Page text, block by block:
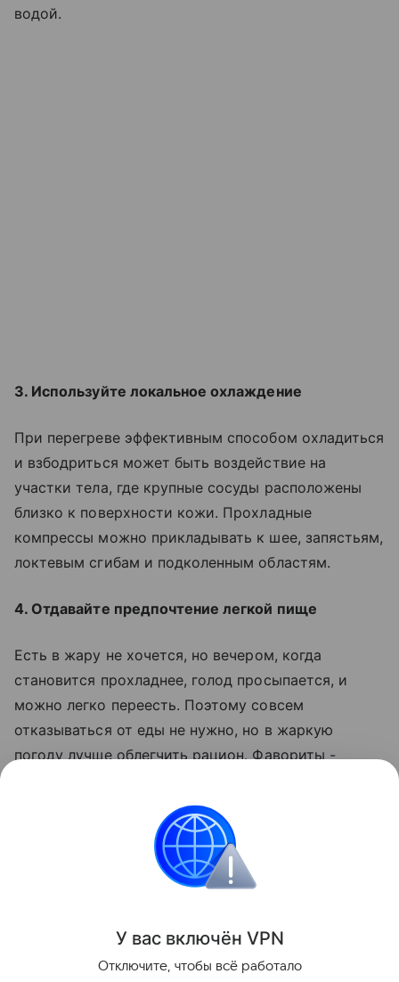
водой.
3. Используйте локальное охлаждение
При перегреве эффективным способом охладиться
и взбодриться может быть воздействие на
участки тела, где крупные сосуды расположены
близко к поверхности кожи. Прохладные
компрессы можно прикладывать к шее, запястьям,
локтевым сгибам и подколенным областям.
4. Отдавайте предпочтение легкой пище
Есть в жару не хочется, но вечером, когда
становится прохладнее, голод просыпается, и
можно легко переесть. Поэтому совсем
отказываться от еды не нужно, но в жаркую
погоду лучше облегчить рацион. Фавориты -
При проблемах со здоровьем необходима
консультация специалиста
Поделиться
У вас включён VPN
Отключите, чтобы всё работало